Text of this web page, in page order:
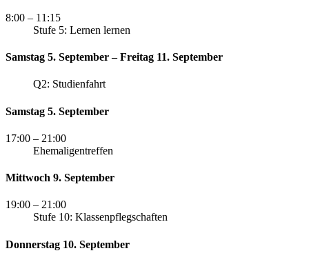
8:00 – 11:15
Stufe 5: Lernen lernen
Samstag 5. September – Freitag 11. September
Q2: Studienfahrt
Samstag 5. September
17:00 – 21:00
Ehemaligentreffen
Mittwoch 9. September
19:00 – 21:00
Stufe 10: Klassenpflegschaften
Donnerstag 10. September